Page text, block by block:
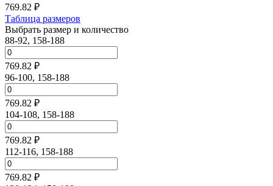
769.82 ₽
Таблица размеров
Выбрать размер и количество
88-92, 158-188
769.82 ₽
96-100, 158-188
769.82 ₽
104-108, 158-188
769.82 ₽
112-116, 158-188
769.82 ₽